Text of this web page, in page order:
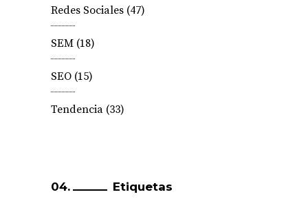
Redes Sociales (47)
SEM (18)
SEO (15)
Tendencia (33)
Etiquetas